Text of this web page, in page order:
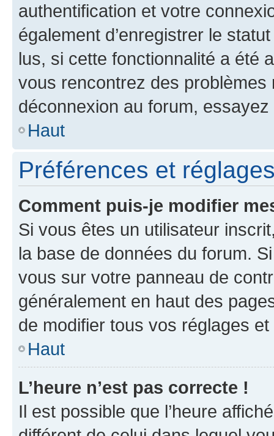
authentification et votre
également d’enregistrer le
lus, si cette fonctionnalité a été
vous rencontrez des
déconnexion au forum,
Haut
Préférences et
Comment puis-je modifier
Si vous êtes un utilisateur
la base de données du forum.
vous sur votre panneau de
généralement en haut des
de modifier tous vos réglages
Haut
L’heure n’est pas correcte !
Il est possible que l’heure